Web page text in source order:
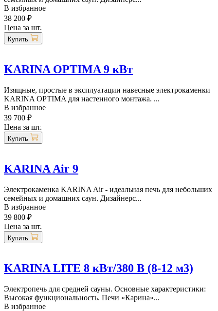
В избранное
38 200 ₽
Цена за шт.
Купить
KARINA OPTIMA 9 кВт
Изящные, простые в эксплуатации навесные электрокаменки
KARINA OPTIMA для настенного монтажа. ...
В избранное
39 700 ₽
Цена за шт.
Купить
KARINA Air 9
Электрокаменка KARINA Air - идеальная печь для небольших
семейных и домашних саун. Дизайнерс...
В избранное
39 800 ₽
Цена за шт.
Купить
KARINA LITE 8 кВт/380 В (8-12 м3)
Электропечь для средней сауны. Основные характеристики:
Высокая функциональность. Печи «Карина»...
В избранное